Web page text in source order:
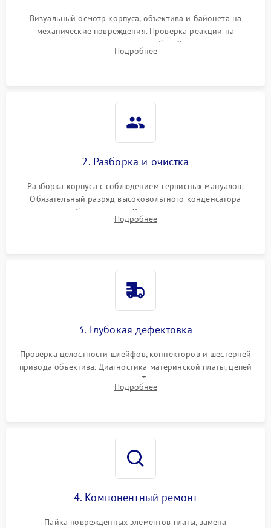
Визуальный осмотр корпуса, объектива и байонета на
механические повреждения. Проверка реакции на
включение, считывание кодов ошибок. Оценка состояния
матрицы и затвора, проверка работы автофокуса и вспышки.
Подробнее
2. Разборка и очистка
Разборка корпуса с соблюдением сервисных мануалов.
Обязательный разряд высоковольтного конденсатора
вспышки для безопасности. Очистка внутренних узлов от
пыли, песка и следов влаги с помощью спецсредств.
Подробнее
3. Глубокая дефектовка
Проверка целостности шлейфов, коннекторов и шестерней
привода объектива. Диагностика материнской платы, цепей
питания и картоприемника. Тестирование механизма
затвора и блока внутрикамерной стабилизации.
Подробнее
4. Компонентный ремонт
Пайка поврежденных элементов платы, замена